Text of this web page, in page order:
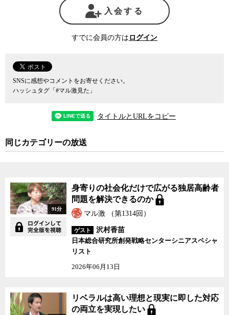
持され、つかの間の好況感が続く間に、個人的な野望とも呼ぶべき
戦後レジームからの脱却と言われる施策を一つでも実現したいと思
っているように見えるが、今の日本では政治が世論と大きく乖離し
た政策を実現することは所詮難しいだろうと小熊氏は言う。
とする特定の業界、いうなればオールド・オールジャパンに偏って
いるため、現在の政策が続く間は日本の衰退が続くことが避けられ
ないことではないかと小熊氏は言う。
これからの日本社会の生きる道を考える時、われわれの多くは依
う傾向があるが、あの時代こそむしろ特殊な時代だったという視座
少子高齢化や人口減少などを念頭に置くと、もはやジャパン・ア
ズ・ナンバーワンの時代の栄華は望むべくもないが、かといって日
しかし、治安の良さ、清潔さ、礼儀正しさ、勤勉さといった「日
本らしさ」を支えている社会的共通資本も、ここに来て急速に劣化
が進んでいる。現在のようなオールド・ジャパンを優先的に擁護す
る政策を続ける限り、社会の劣化は止まらない。このままそれを放
置すれば、治安の悪化や社会インフラの劣化、ひいては集落を維持
できなくなった過疎地域から都市へ流れ込んだ大量の人口がスラム
を形成するような、途上国でよく見かける光景が早晩日本で起きて
なければならないのか。変化のきっかけをどこに求めればいいか。
ゲストの小熊英二氏とともに、ジャーナリストの神保哲生と社会学
入会する
すでに会員の方は ログイン
SNSに感想やコメントをお寄せください。
ハッシュタグ「#マル激見た」
タイトルとURLをコピー
同じカテゴリーの放送
91分
身寄りの社会化だけで広がる独居高齢者
問題を解決できるのか
マル激 （第1314回）
ゲスト
沢村香苗
日本総合研究所創発戦略センターシニアスペシャ
リスト
2026年06月13日
リベラルは高い理想と現実に即した対応
の両立を実現したい